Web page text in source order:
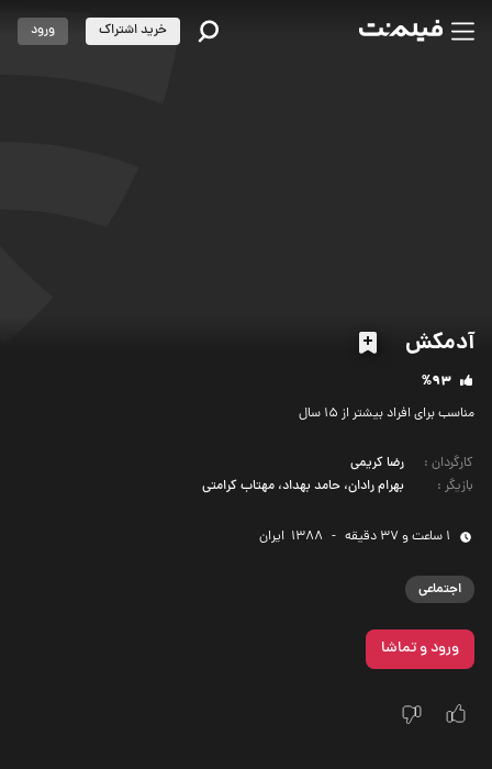
آدمکش
%93
مناسب برای افراد بیشتر از 15 سال
کارگردان :
رضا کریمی
بازیگر : بهرام رادان، حامد بهداد، مهتاب کرامتی
1 ساعت و 37 دقیقه -
1388 ‌ ایران
اجتماعی
ورود و تماشا
خرید اشتراک ورود